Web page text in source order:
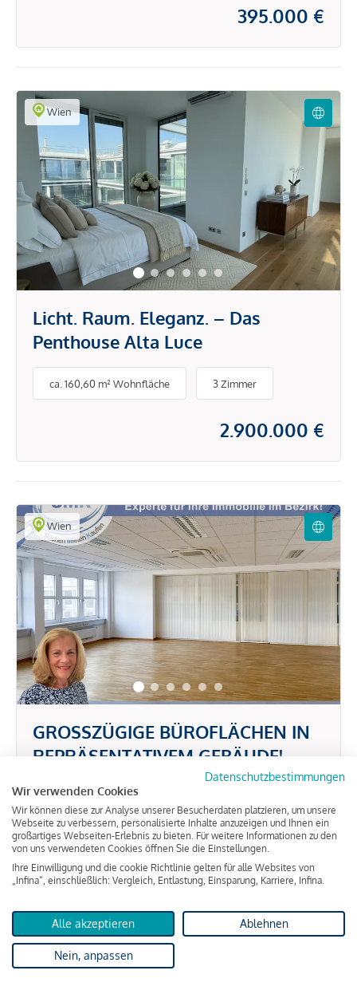
395.000 €
Wien
Licht. Raum. Eleganz. – Das
Penthouse Alta Luce
ca. 160,60 m² Wohnfläche 3 Zimmer
2.900.000 €
Wien
GROSSZÜGIGE BÜROFLÄCHEN IN
REPRÄSENTATIVEM GEBÄUDE!
ca. 1,00 m² Nutzfläche
12 €
Datenschutzbestimmungen
Wir verwenden Cookies
Wir können diese zur Analyse unserer Besucherdaten platzieren, um unsere
Webseite zu verbessern, personalisierte Inhalte anzuzeigen und Ihnen ein
großartiges Webseiten-Erlebnis zu bieten. Für weitere Informationen zu den
von uns verwendeten Cookies öffnen Sie die Einstellungen.
Ihre Einwilligung und die cookie Richtlinie gelten für alle Websites von
„Infina“, einschließlich: Vergleich, Entlastung, Einsparung, Karriere, Infina.
Alle akzeptieren Ablehnen
Nein, anpassen